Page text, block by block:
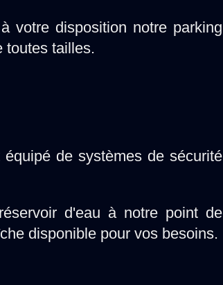
votre disposition notre parking
toutes tailles.
de systèmes de sécurité
d'eau à notre point de
disponible pour vos besoins.